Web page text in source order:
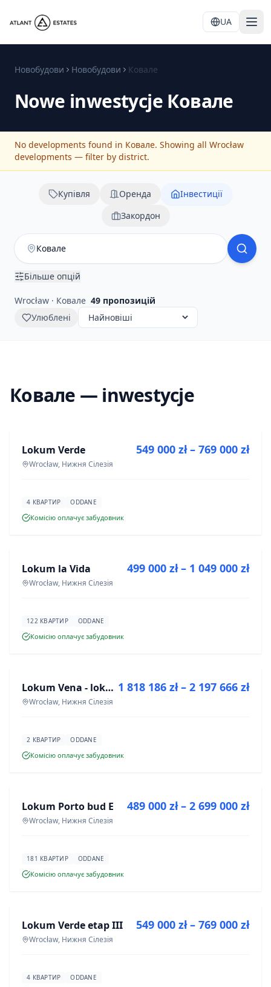
UA
Новобудови Новобудови Ковале
Nowe inwestycje Ковале
No developments found in Ковале. Showing all Wrocław
developments — filter by district.
Купівля Оренда
Інвестиції
Закордон
Більше опцій
Wrocław · Ковале 49 пропозицій
Улюблені
Ковале — inwestycje
ІНВЕСТИЦІЯ
Lokum Verde
Wrocław, Нижня Сілезія
549 000 zł – 769 000 zł
4 КВАРТИР ODDANE
Комісію оплачує забудовник
ІНВЕСТИЦІЯ
Lokum la Vida
Wrocław, Нижня Сілезія
499 000 zł – 1 049 000 zł
122 КВАРТИР ODDANE
Комісію оплачує забудовник
ІНВЕСТИЦІЯ Lokum Vena - lokale użytkowe
Wrocław, Нижня Сілезія
1 818 186 zł – 2 197 666 zł
2 КВАРТИР ODDANE
Комісію оплачує забудовник
ІНВЕСТИЦІЯ
Lokum Porto bud E
Wrocław, Нижня Сілезія
489 000 zł – 2 699 000 zł
181 КВАРТИР ODDANE
Комісію оплачує забудовник
ІНВЕСТИЦІЯ
Lokum Verde etap III
Wrocław, Нижня Сілезія
549 000 zł – 769 000 zł
4 КВАРТИР ODDANE